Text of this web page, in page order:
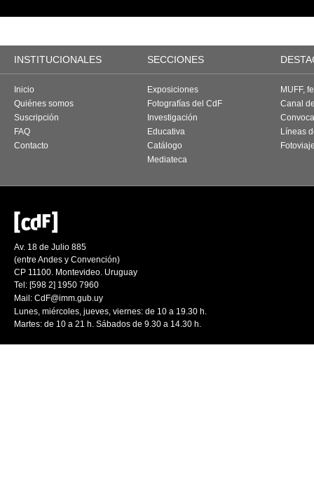
INSTITUCIONALES SECCIONES
Inicio
Quiénes somos
Suscripción
FAQ
Contacto
Exposiciones
Fotografías del CdF
Investigación
Educativa
Catálogo
Mediateca
MUFF,
Canal
Líneas
Av. 18 de Julio 885
(entre Andes y Convención)
CP 11100. Montevideo. Uruguay
Tel: [598 2] 1950 7960
Mail: CdF@imm.gub.uy
Lunes, miércoles, jueves, viernes: de 10 a 19.30 h.
Martes: de 10 a 21 h. Sábados de 9.30 a 14.30 h.